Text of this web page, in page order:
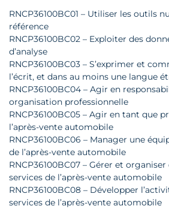
RNCP36100BC01 – Utiliser les outils
référence
RNCP36100BC02 – Exploiter des
d’analyse
RNCP36100BC03 – S’exprimer et
l’écrit, et dans au moins une langue
RNCP36100BC04 – Agir en
organisation professionnelle
RNCP36100BC05 – Agir en tant que
l’après-vente automobile
RNCP36100BC06 – Manager une
de l’après-vente automobile
RNCP36100BC07 – Gérer et
services de l’après-vente automobile
RNCP36100BC08 – Développer
services de l’après-vente automobile